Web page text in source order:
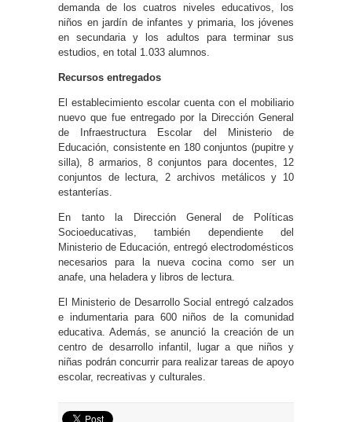
demanda de los cuatros niveles educativos, los
niños en jardín de infantes y primaria, los jóvenes
en secundaria y los adultos para terminar sus
estudios, en total 1.033 alumnos.
Recursos entregados
El establecimiento escolar cuenta con el mobiliario
nuevo que fue entregado por la Dirección General
de Infraestructura Escolar del Ministerio de
Educación, consistente en 180 conjuntos (pupitre y
silla), 8 armarios, 8 conjuntos para docentes, 12
conjuntos de lectura, 2 archivos metálicos y 10
estanterías.
En tanto la Dirección General de Políticas
Socioeducativas, también dependiente del
Ministerio de Educación, entregó electrodomésticos
necesarios para la nueva cocina como ser un
anafe, una heladera y libros de lectura.
El Ministerio de Desarrollo Social entregó calzados
e indumentaria para 600 niños de la comunidad
educativa. Además, se anunció la creación de un
centro de desarrollo infantil, lugar a que niños y
niñas podrán concurrir para realizar tareas de apoyo
escolar, recreativas y culturales.